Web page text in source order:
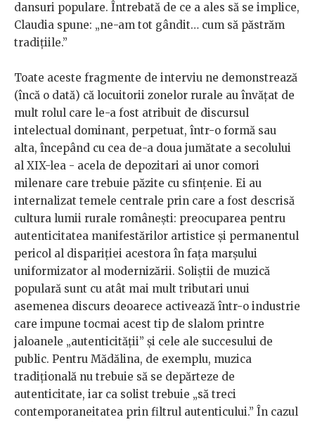
dansuri populare. Întrebată de ce a ales să se implice,
Claudia spune: „ne-am tot gândit… cum să păstrăm
tradițiile.”
Toate aceste fragmente de interviu ne demonstrează
(încă o dată) că locuitorii zonelor rurale au învățat de
mult rolul care le-a fost atribuit de discursul
intelectual dominant, perpetuat, într-o formă sau
alta, începând cu cea de-a doua jumătate a secolului
al XIX-lea - acela de depozitari ai unor comori
milenare care trebuie păzite cu sfințenie. Ei au
internalizat temele centrale prin care a fost descrisă
cultura lumii rurale românești: preocuparea pentru
autenticitatea manifestărilor artistice și permanentul
pericol al dispariției acestora în fața marșului
uniformizator al modernizării. Soliștii de muzică
populară sunt cu atât mai mult tributari unui
asemenea discurs deoarece activează într-o industrie
care impune tocmai acest tip de slalom printre
jaloanele „autenticității” și cele ale succesului de
public. Pentru Mădălina, de exemplu, muzica
tradițională nu trebuie să se depărteze de
autenticitate, iar ca solist trebuie „să treci
contemporaneitatea prin filtrul autenticului.” În cazul